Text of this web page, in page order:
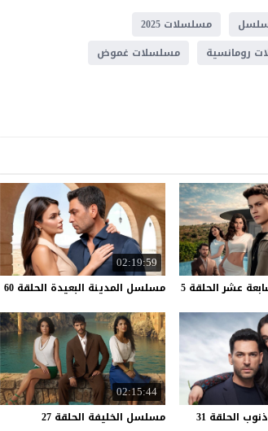
مسلسلات 2025
رومانسية
مسلسلات غموض
عشر الحلقة 5
02:19:59
مسلسل المدينة البعيدة الحلقة 60
الحلقة 31
02:15:44
مسلسل الخليفة الحلقة 27